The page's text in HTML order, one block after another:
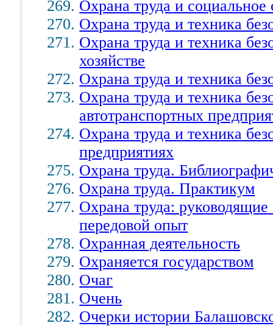
Охрана труда и социальное
Охрана труда и техника
Охрана труда и техника
хозяйстве
Охрана труда и техника
Охрана труда и техника
автотранспортных
Охрана труда и техника
предприятиях
Охрана труда.
Охрана труда. Практикум
Охрана труда:
передовой опыт
Охранная деятельность
Охраняется государством
Очаг
Очень
Очерки истории